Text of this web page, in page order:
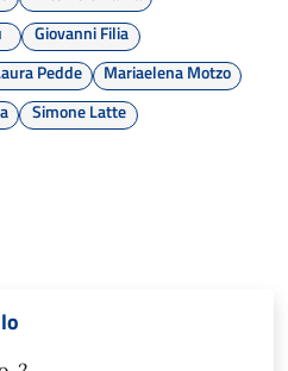
Giovanni Filia
Pedde
Mariaelena Motzo
Simone Latte